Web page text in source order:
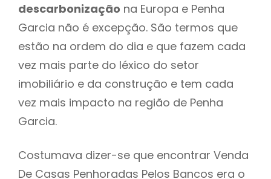
descarbonização na Europa e Penha
Garcia não é excepção. São termos que
estão na ordem do dia e que fazem cada
vez mais parte do léxico do setor
imobiliário e da construção e tem cada
vez mais impacto na região de Penha
Garcia.
Costumava dizer-se que encontrar Venda
De Casas Penhoradas Pelos Bancos era o